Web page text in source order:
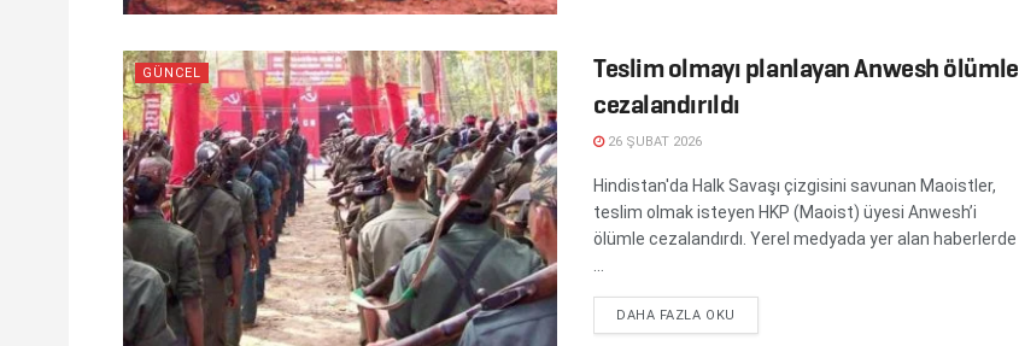
GÜNCEL
Teslim olmayı planlayan Anwesh ölümle
cezalandırıldı
26 ŞUBAT 2026
Hindistan'da Halk Savaşı çizgisini savunan Maoistler,
teslim olmak isteyen HKP (Maoist) üyesi Anwesh’i
ölümle cezalandırdı. Yerel medyada yer alan haberlerde
DAHA FAZLA OKU